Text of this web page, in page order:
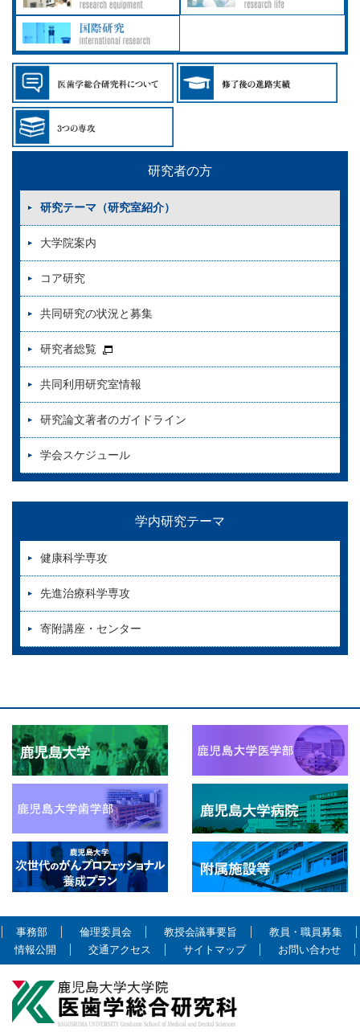
研究者の方
研究テーマ（研究室紹介）
大学院案内
コア研究
共同研究の状況と募集
研究者総覧
共同利用研究室情報
研究論文著者のガイドライン
学会スケジュール
学内研究テーマ
健康科学専攻
先進治療科学専攻
寄附講座・センター
事務部 倫理委員会 教授会議事要旨
教員・職員募集
情報公開
交通アクセス サイトマップ お問い合わせ